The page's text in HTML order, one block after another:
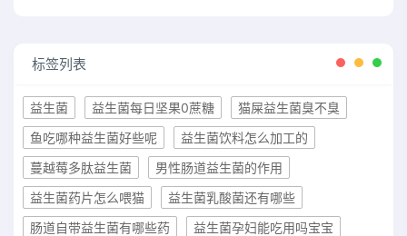
标签列表
益生菌 益生菌每日坚果0蔗糖
猫屎益生菌臭不臭
鱼吃哪种益生菌好些呢
益生菌饮料怎么加工的
蔓越莓多肽益生菌
男性肠道益生菌的作用
益生菌药片怎么喂猫
益生菌乳酸菌还有哪些
肠道自带益生菌有哪些药
益生菌孕妇能吃用吗宝宝